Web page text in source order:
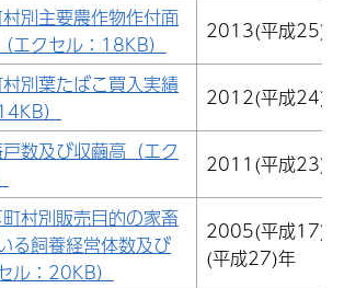
別主要農作物作付面
エクセル：18KB）
2013(平成25)
別葉たばこ買入実績
）
2012(平成24)
数及び収繭高（エク
2011(平成23)
村別販売目的の家畜
る飼養経営体数及び
ル：20KB）
2005(平成17)
(平成27)年